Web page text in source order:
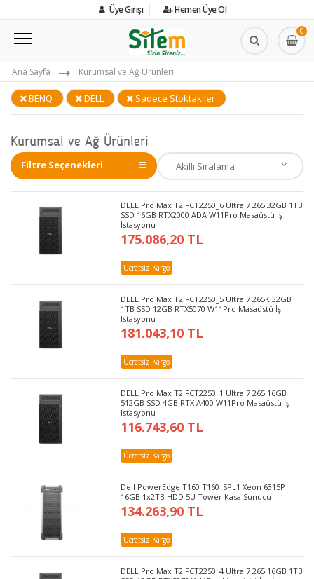
Üye Girişi Hemen Üye Ol
0
Ana Sayfa Kurumsal ve Ağ Ürünleri
BENQ DELL Sadece Stoktakiler
Kurumsal ve Ağ Ürünleri
Filtre Seçenekleri
DELL Pro Max T2 FCT2250_6 Ultra 7 265 32GB 1TB
SSD 16GB RTX2000 ADA W11Pro Masaüstü İş
İstasyonu
175.086,20 TL
Ücretsiz Kargo
DELL Pro Max T2 FCT2250_5 Ultra 7 265K 32GB
1TB SSD 12GB RTX5070 W11Pro Masaüstü İş
İstasyonu
181.043,10 TL
Ücretsiz Kargo
DELL Pro Max T2 FCT2250_1 Ultra 7 265 16GB
512GB SSD 4GB RTX A400 W11Pro Masaüstü İş
İstasyonu
116.743,60 TL
Ücretsiz Kargo
Dell PowerEdge T160 T160_SPL1 Xeon 6315P
16GB 1x2TB HDD 5U Tower Kasa Sunucu
134.263,90 TL
Ücretsiz Kargo
DELL Pro Max T2 FCT2250_4 Ultra 7 265 16GB 1TB